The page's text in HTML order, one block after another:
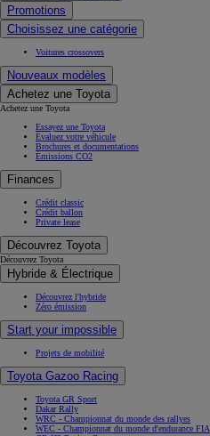
Promotions
Choisissez une catégorie
Voitures crossovers
Nouveaux modèles
Achetez une Toyota
Achetez une Toyota
Essayez une Toyota
Évaluez votre véhicule
Brochures et documentations
Émissions CO2
Finances
Crédit classic
Crédit ballon
Private lease
Découvrez Toyota
Découvrez Toyota
Hybride & Électrique
Découvrez l'hybride
Zéro émission
Start your impossible
Projets de mobilité
Toyota Gazoo Racing
Toyota GR Sport
Dakar Rally
WRC - Championnat du monde des rallyes
WEC - Championnat du monde d'endurance FIA